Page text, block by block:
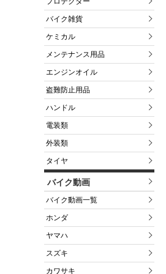
バイク雑貨
ケミカル
メンテナンス用品
エンジンオイル
盗難防止用品
ハンドル
電装類
外装類
タイヤ
バイク動画
バイク動画一覧
ホンダ
ヤマハ
スズキ
カワサキ